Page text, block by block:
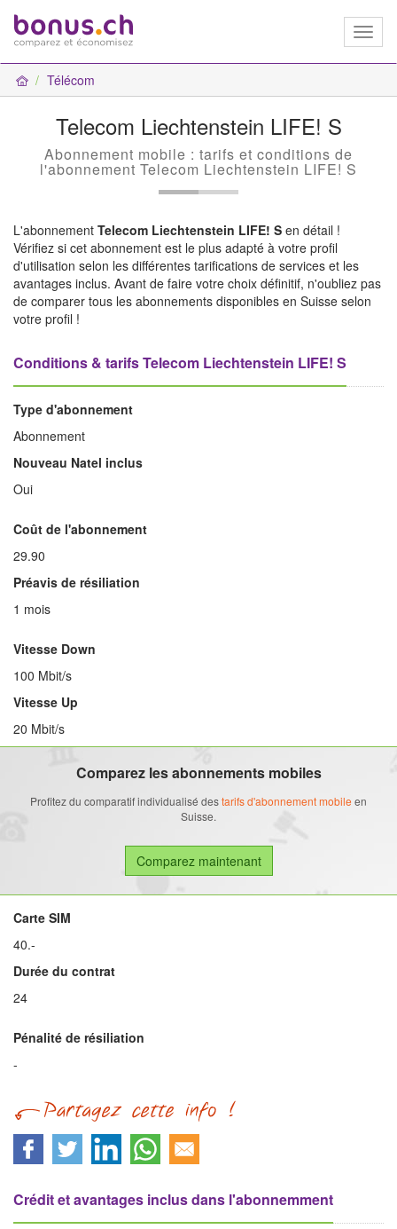
Télécom
Telecom Liechtenstein LIFE! S
Abonnement mobile : tarifs et conditions de
l'abonnement Telecom Liechtenstein LIFE! S
L'abonnement Telecom Liechtenstein LIFE! S en détail !
Vérifiez si cet abonnement est le plus adapté à votre profil
d'utilisation selon les différentes tarifications de services et les
avantages inclus. Avant de faire votre choix définitif, n'oubliez pas
de comparer tous les abonnements disponibles en Suisse selon
votre profil !
Conditions & tarifs Telecom Liechtenstein LIFE! S
Type d'abonnement
Abonnement
Nouveau Natel inclus
Oui
Coût de l'abonnement
29.90
Préavis de résiliation
1 mois
Vitesse Down
100 Mbit/s
Vitesse Up
20 Mbit/s
Comparez les abonnements mobiles
Profitez du comparatif individualisé destarifs d'abonnement mobile en
Suisse.
Carte SIM
40.-
Durée du contrat
24
Pénalité de résiliation
-
Crédit et avantages inclus dans l'abonnemment